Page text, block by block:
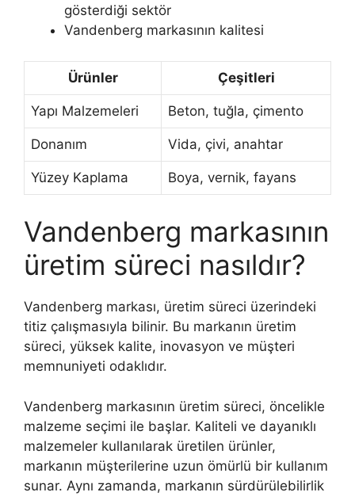
gösterdiği sektör
Vandenberg markasının kalitesi
Ürünler Çeşitleri
Yapı Malzemeleri Beton, tuğla, çimento
Donanım Vida, çivi, anahtar
Yüzey Kaplama Boya, vernik, fayans
Vandenberg markasının
üretim süreci nasıldır?
Vandenberg markası, üretim süreci üzerindeki
titiz çalışmasıyla bilinir. Bu markanın üretim
süreci, yüksek kalite, inovasyon ve müşteri
memnuniyeti odaklıdır.
Vandenberg markasının üretim süreci, öncelikle
malzeme seçimi ile başlar. Kaliteli ve dayanıklı
malzemeler kullanılarak üretilen ürünler,
markanın müşterilerine uzun ömürlü bir kullanım
sunar. Aynı zamanda, markanın sürdürülebilirlik